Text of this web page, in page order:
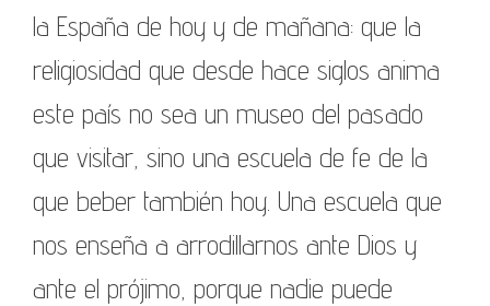
la España de hoy y de mañana: que la
religiosidad que desde hace siglos anima
este país no sea un museo del pasado
que visitar, sino una escuela de fe de la
que beber también hoy. Una escuela que
nos enseña a arrodillarnos ante Dios y
ante el prójimo, porque nadie puede